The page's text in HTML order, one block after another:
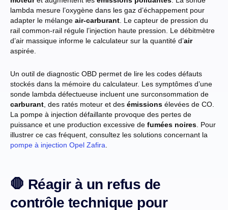
lambda mesure l’oxygène dans les gaz d’échappement pour
adapter le mélange air-carburant . Le capteur de pression du
rail common-rail régule l’injection haute pression. Le débitmètre
d’air massique informe le calculateur sur la quantité d’air
aspirée.
Un outil de diagnostic OBD permet de lire les codes défauts
stockés dans la mémoire du calculateur. Les symptômes d’une
sonde lambda défectueuse incluent une surconsommation de
carburant , des ratés moteur et des émissions élevées de CO.
La pompe à injection défaillante provoque des pertes de
puissance et une production excessive de fumées noires . Pour
illustrer ce cas fréquent, consultez les solutions concernant la
pompe à injection Opel Zafira
🛑 Réagir à un refus de
contrôle technique pour